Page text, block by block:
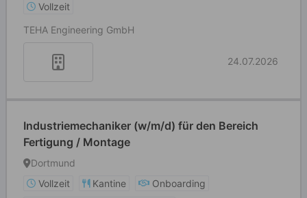
Vollzeit
TEHA Engineering GmbH
24.07.2026
Industriemechaniker (w/m/d) für den Bereich
Fertigung / Montage
Dortmund
Vollzeit
Kantine
Onboarding